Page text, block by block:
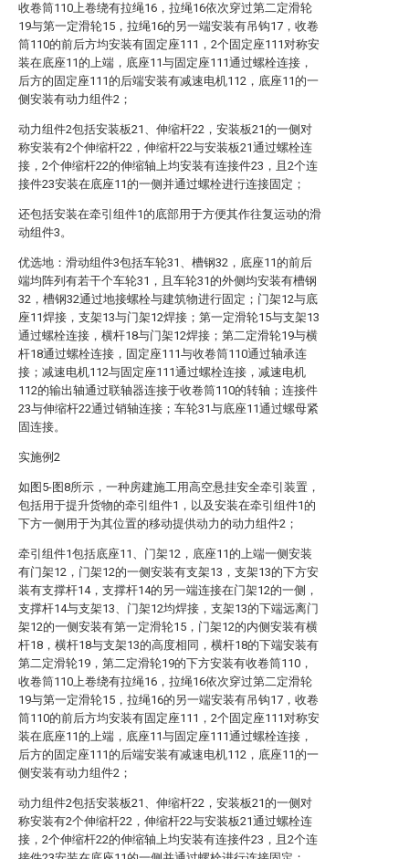
收卷筒110上卷绕有拉绳16，拉绳16依次穿过第二定滑轮
19与第一定滑轮15，拉绳16的另一端安装有吊钩17，收卷
筒110的前后方均安装有固定座111，2个固定座111对称安
装在底座11的上端，底座11与固定座111通过螺栓连接，
后方的固定座111的后端安装有减速电机112，底座11的一
侧安装有动力组件2；
动力组件2包括安装板21、伸缩杆22，安装板21的一侧对
称安装有2个伸缩杆22，伸缩杆22与安装板21通过螺栓连
接，2个伸缩杆22的伸缩轴上均安装有连接件23，且2个连
接件23安装在底座11的一侧并通过螺栓进行连接固定；
还包括安装在牵引组件1的底部用于方便其作往复运动的滑
动组件3。
优选地：滑动组件3包括车轮31、槽钢32，底座11的前后
端均阵列有若干个车轮31，且车轮31的外侧均安装有槽钢
32，槽钢32通过地接螺栓与建筑物进行固定；门架12与底
座11焊接，支架13与门架12焊接；第一定滑轮15与支架13
通过螺栓连接，横杆18与门架12焊接；第二定滑轮19与横
杆18通过螺栓连接，固定座111与收卷筒110通过轴承连
接；减速电机112与固定座111通过螺栓连接，减速电机
112的输出轴通过联轴器连接于收卷筒110的转轴；连接件
23与伸缩杆22通过销轴连接；车轮31与底座11通过螺母紧
固连接。
实施例2
如图5-图8所示，一种房建施工用高空悬挂安全牵引装置，
包括用于提升货物的牵引组件1，以及安装在牵引组件1的
下方一侧用于为其位置的移动提供动力的动力组件2；
牵引组件1包括底座11、门架12，底座11的上端一侧安装
有门架12，门架12的一侧安装有支架13，支架13的下方安
装有支撑杆14，支撑杆14的另一端连接在门架12的一侧，
支撑杆14与支架13、门架12均焊接，支架13的下端远离门
架12的一侧安装有第一定滑轮15，门架12的内侧安装有横
杆18，横杆18与支架13的高度相同，横杆18的下端安装有
第二定滑轮19，第二定滑轮19的下方安装有收卷筒110，
收卷筒110上卷绕有拉绳16，拉绳16依次穿过第二定滑轮
19与第一定滑轮15，拉绳16的另一端安装有吊钩17，收卷
筒110的前后方均安装有固定座111，2个固定座111对称安
装在底座11的上端，底座11与固定座111通过螺栓连接，
后方的固定座111的后端安装有减速电机112，底座11的一
侧安装有动力组件2；
动力组件2包括安装板21、伸缩杆22，安装板21的一侧对
称安装有2个伸缩杆22，伸缩杆22与安装板21通过螺栓连
接，2个伸缩杆22的伸缩轴上均安装有连接件23，且2个连